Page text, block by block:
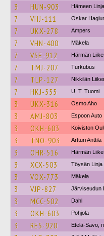
3 HUN-903 Hämeen Linja
7 VHJ-111 Oskar
7 UKX-278 Ampers
7 VHN-400 Mäkela
7 VSE-912 Härmän
7 TMJ-207 Turkubus
7 TLP-127 Nikkilän
7 HKJ-555 U. T. Tuomi
3 UKX-316 Osmo Aho
3 AMJ-803 Espoon Auto
3 OKH-603 Koiviston
3 TNO-903 Artturi Anttila
3 OHR-516 Härmän
3 XCX-503 Töysän Linja
3 VOX-773 Mäkela
3 VJP-827 Järviseudun
3 MCC-502 Dahl
3 OKH-603 Pohjola
3 RES-920 Etelä-Savo,